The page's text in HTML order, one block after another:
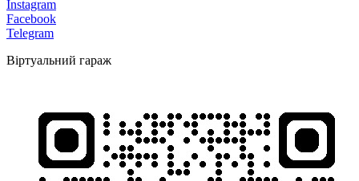
Instagram
Facebook
Telegram
Віртуальний гараж